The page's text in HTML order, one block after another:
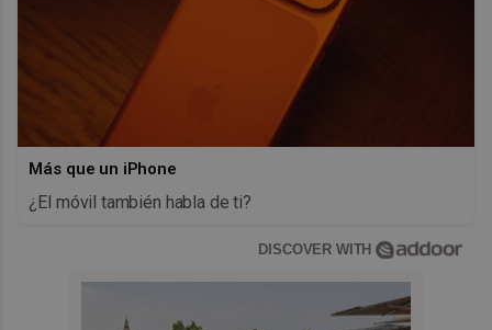
Más que un iPhone
¿El móvil también habla de ti?
DISCOVER WITH